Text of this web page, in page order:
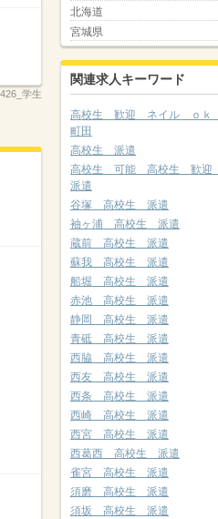
学生
北海道
宮城県
関連求人キーワード
高校生 歓迎 ネイル ｏｋ
町田
高校生 派遣
高校生 可能 高校生 歓迎
派遣
谷塚 高校生 派遣
袖ヶ浦 高校生 派遣
蔵前 高校生 派遣
蘇我 高校生 派遣
船堀 高校生 派遣
赤池 高校生 派遣
静岡 高校生 派遣
青砥 高校生 派遣
西脇 高校生 派遣
西友 高校生 派遣
西条 高校生 派遣
西崎 高校生 派遣
西宮 高校生 派遣
西葛西 高校生 派遣
雀宮 高校生 派遣
須磨 高校生 派遣
須坂 高校生 派遣